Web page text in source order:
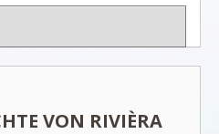
VON RIVIÈRA